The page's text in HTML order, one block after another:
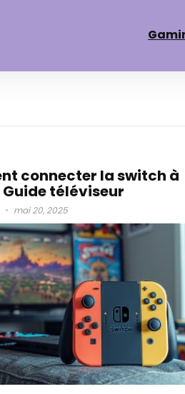
connecter la switch à
Guide téléviseur
mai 20, 2025